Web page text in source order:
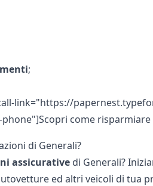
;
link="https://
come
di Generali?
assicurativedi Generali?
ed altri veicoli di tua